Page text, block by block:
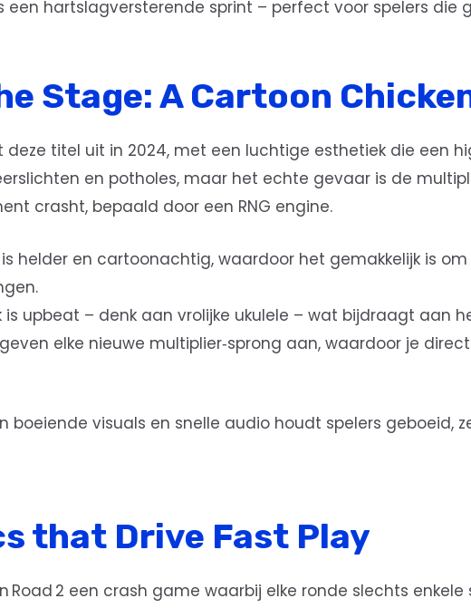
een hartslagversterende sprint – perfect voor spelers die
Stage: A Cartoon
deze titel uit in 2024, met een luchtige esthetiek die een
en potholes, maar het echte gevaar is de
crasht, bepaald door een RNG engine.
is helder en cartoonachtig, waardoor het gemakkelijk is
is upbeat – denk aan vrolijke ukulele – wat bijdraagt aan
elke nieuwe multiplier‑sprong aan, waardoor je
boeiende visuals en snelle audio houdt spelers geboeid,
that Drive Fast Play
Road 2 een crash game waarbij elke ronde slechts